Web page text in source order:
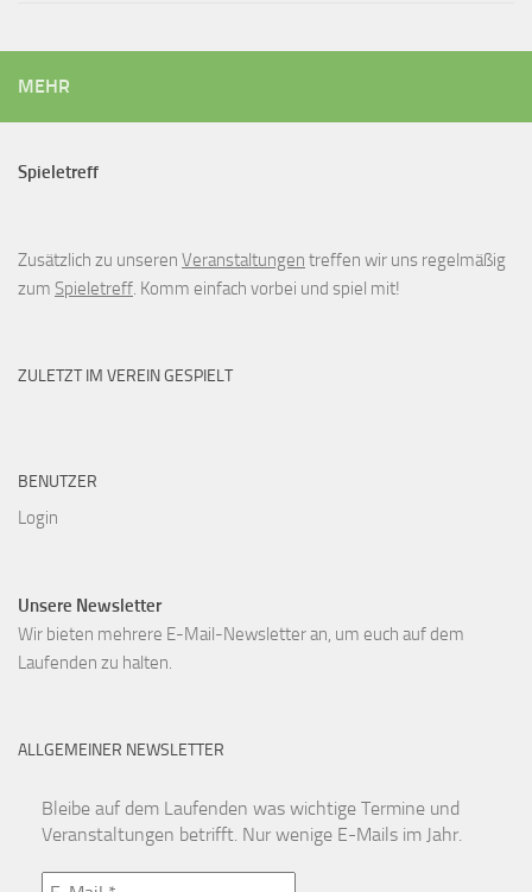
MEHR
Spieletreff
Zusätzlich zu unseren Veranstaltungen treffen wir uns regelmäßig
zum Spieletreff. Komm einfach vorbei und spiel mit!
ZULETZT IM VEREIN GESPIELT
BENUTZER
Login
Unsere Newsletter
Wir bieten mehrere E-Mail-Newsletter an, um euch auf dem
Laufenden zu halten.
ALLGEMEINER NEWSLETTER
Bleibe auf dem Laufenden was wichtige Termine und
Veranstaltungen betrifft. Nur wenige E-Mails im Jahr.